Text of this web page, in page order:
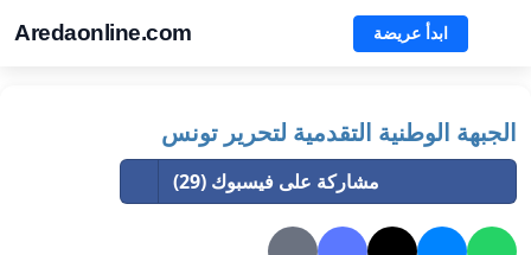
Aredaonline.com ابدأ عريضة
الجبهة الوطنية التقدمية لتحرير تونس
مشاركة على فيسبوك (29)